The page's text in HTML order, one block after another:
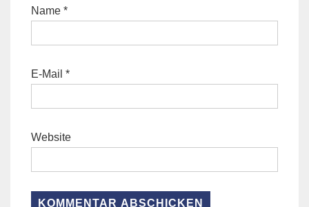
Name *
E-Mail *
Website